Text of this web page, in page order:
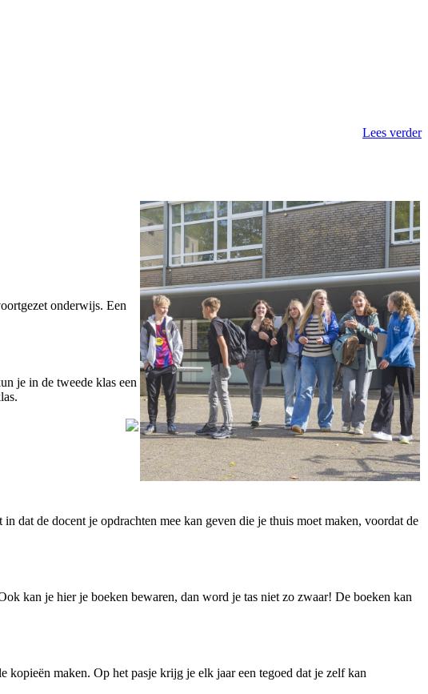
Lees verder
onderwijs. Een
je in de tweede klas een
de docent je opdrachten mee kan geven die je thuis moet maken, voordat de
kan je hier je boeken bewaren, dan word je tas niet zo zwaar! De boeken kan
kopieën maken. Op het pasje krijg je elk jaar een tegoed dat je zelf kan